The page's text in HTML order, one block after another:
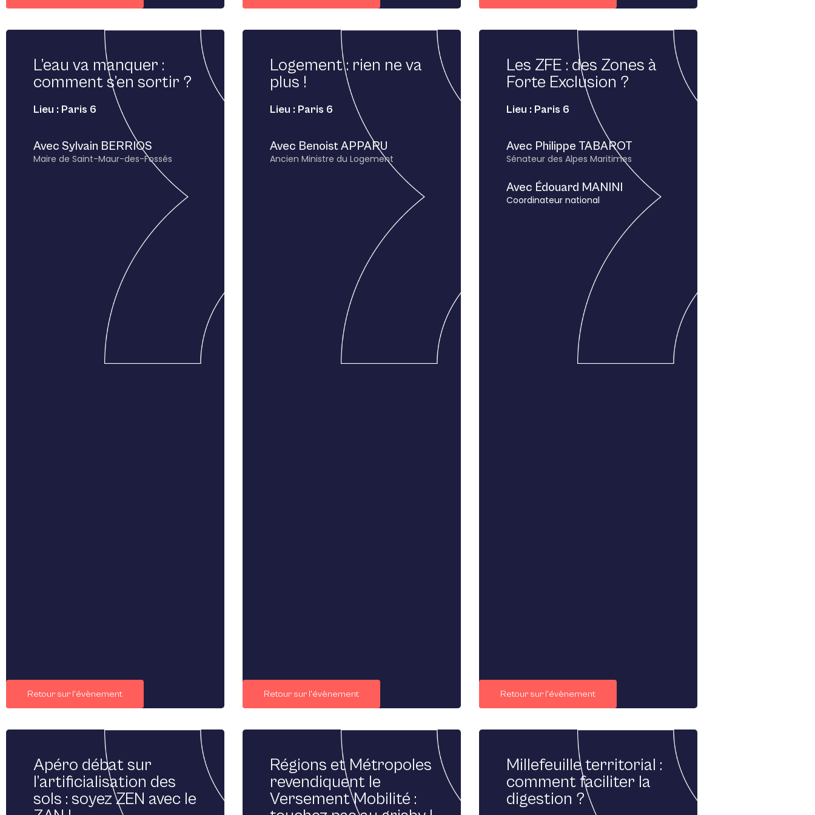
L’eau va manquer :
comment s’en sortir ?
Lieu : Paris 6
Avec Sylvain BERRIOS
Maire de Saint-Maur-des-Fossés
Retour sur l'évènement
Logement : rien ne va
plus !
Lieu : Paris 6
Avec Benoist APPARU
Ancien Ministre du Logement
Retour sur l'évènement
Les ZFE : des Zones à
Forte Exclusion ?
Lieu : Paris 6
Avec Philippe TABAROT
Sénateur des Alpes Maritimes
Avec Édouard MANINI
Coordinateur national
Retour sur l'évènement
Apéro débat sur
l’artificialisation des
sols : soyez ZEN avec le
Régions et Métropoles
revendiquent le
Versement Mobilité :
Millefeuille territorial :
comment faciliter la
digestion ?